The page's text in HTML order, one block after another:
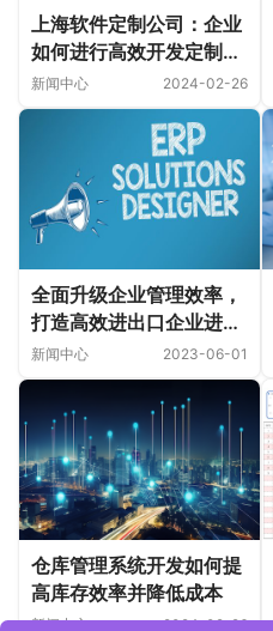
上海软件定制公司：企业
如何进行高效开发定制化
软件系统？
新闻中心 2024-02-26
全面升级企业管理效率，
打造高效进出口企业进销
存管理系统
新闻中心 2023-06-01
仓库管理系统开发如何提
高库存效率并降低成本
新闻中心 2024-02-26